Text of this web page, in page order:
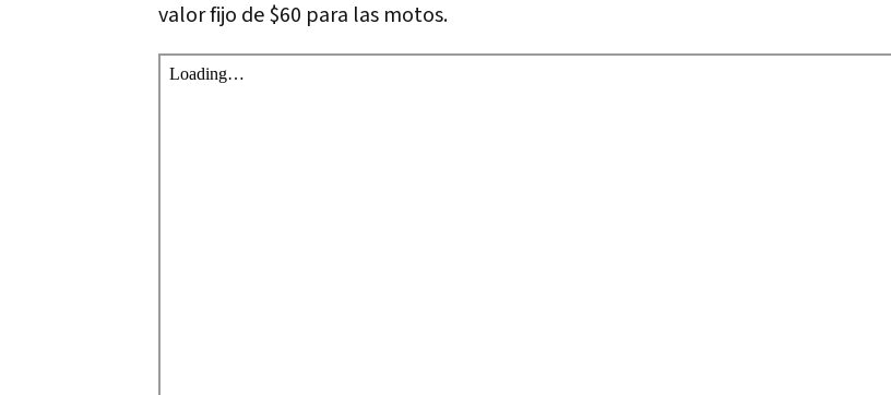
valor fijo de $60 para las motos.